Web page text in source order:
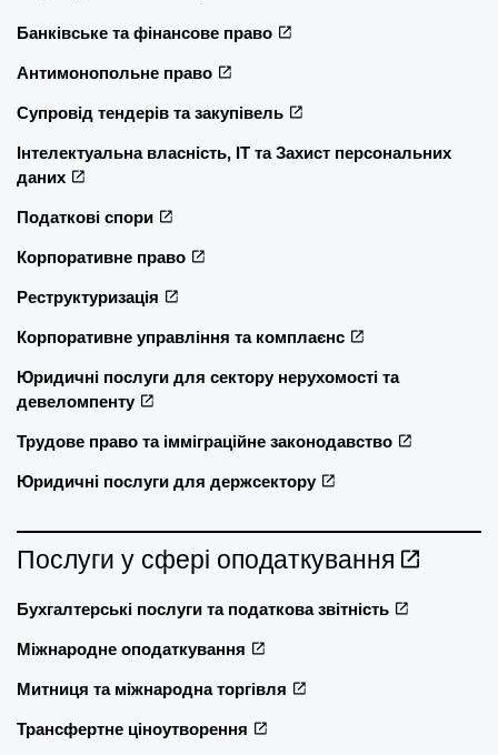
Банківське та фінансове право
Антимонопольне право
Супровід тендерів та закупівель
Інтелектуальна власність, ІТ та Захист персональних
даних
Податкові спори
Корпоративне право
Реструктуризація
Корпоративне управління та комплаєнс
Юридичні послуги для сектору нерухомості та
девеломпенту
Трудове право та імміграційне законодавство
Юридичні послуги для держсектору
Послуги у сфері оподаткування
Бухгалтерські послуги та податкова звітність
Міжнародне оподаткування
Митниця та міжнародна торгівля
Трансфертне ціноутворення